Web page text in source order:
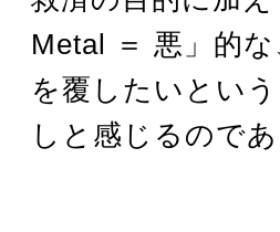
Metal ＝ 悪」的
を覆したいとい
しと感じるのであ